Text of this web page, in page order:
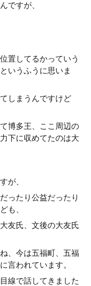
ですが、
置してるかっていう
いうふうに思いま
しまうんですけど
博多王、ここ周辺の
下に収めてたのは大
が、
ったり公益だったり
も、
友氏、文後の大友氏
、今は五福町、五福
言われています。
線で話してきました